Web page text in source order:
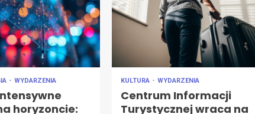
WYDARZENIA
horyzoncie:
KULTURA WYDARZENIA
Centrum Informacji
Turystycznej wraca na